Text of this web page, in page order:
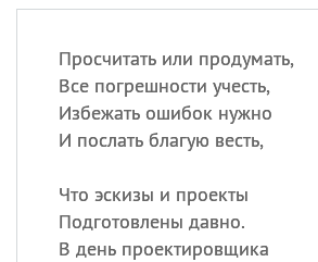
Просчитать или продумать,
Все погрешности учесть,
Избежать ошибок нужно
И послать благую весть,
Что эскизы и проекты
Подготовлены давно.
В день проектировщика